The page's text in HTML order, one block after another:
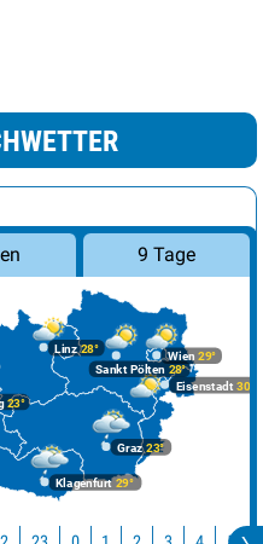
9 Tage
Graz23°
Klagenfurt 29°
Linz28°
23°
Wien 29°
Eisenstadt 30°
Sankt Pölten 28°